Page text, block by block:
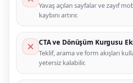
Yavaş açılan sayfalar ve zayıf
kaybını artırır.
CTA ve Dönüşüm Kurgusu
Teklif, arama ve form akışları
yetersiz kalabilir.